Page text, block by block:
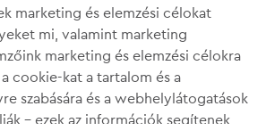
marketing és elemzési célokat
mi, valamint marketing
marketing és elemzési célokra
a cookie-kat a tartalom és a
szabására és a webhelylátogatások
- ezek az információk segítenek